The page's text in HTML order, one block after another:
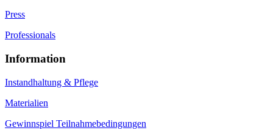
Press
Professionals
Information
Instandhaltung & Pflege
Materialien
Gewinnspiel Teilnahmebedingungen